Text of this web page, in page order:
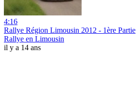
4:16
Rallye Région Limousin 2012 - 1ère Partie
Rallye en Limousin
il y a 14 ans